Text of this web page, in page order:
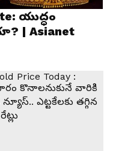
యుద్ధం
| Asianet